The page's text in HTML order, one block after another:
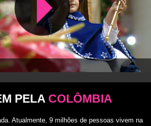
PELA COLÔMBIA
Atualmente, 9 milhões de pessoas vivem na